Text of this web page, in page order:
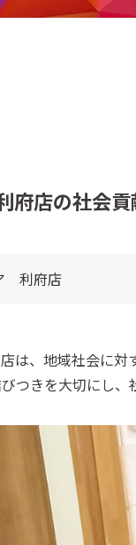
府店の社会
利府店
は、地域社会に
つきを大切にし、